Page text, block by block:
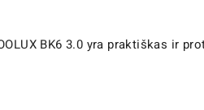
BK6 3.0 yra praktiškas ir